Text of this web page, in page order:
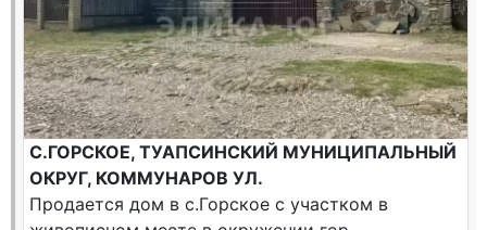
С.ГОРСКОЕ, ТУАПСИНСКИЙ МУНИЦИПАЛЬНЫЙ
ОКРУГ, КОММУНАРОВ УЛ.
Продается дом в с.Горское с участком в